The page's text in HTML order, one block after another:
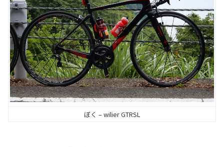
ぼく – wilier GTRSL